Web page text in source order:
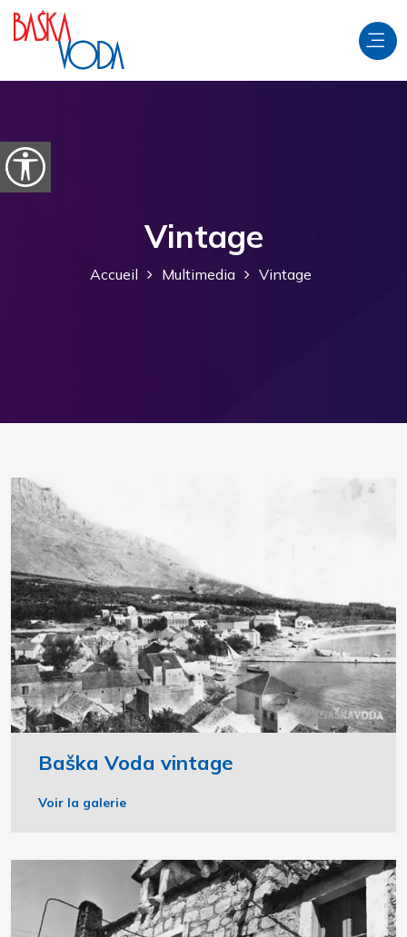
Aller au contenu
Ouvrir les options d'accessibilité
Vintage
Accueil Multimedia Vintage
Baška Voda vintage
Voir la galerie